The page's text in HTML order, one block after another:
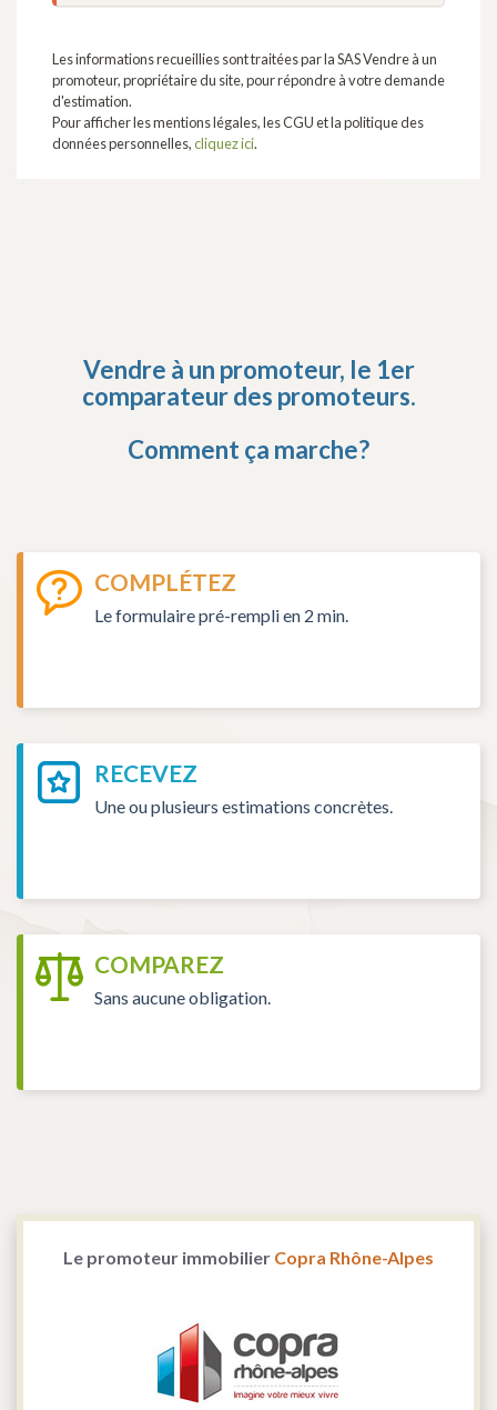
Les informations recueillies sont traitées par la SAS Vendre à un
promoteur, propriétaire du site, pour répondre à votre demande
d'estimation.
Pour afficher les mentions légales, les CGU et la politique des
données personnelles,cliquez ici.
Vendre à un promoteur, le 1er
comparateur des promoteurs.
Comment ça marche?
COMPLÉTEZ
Le formulaire pré-rempli en 2 min.
RECEVEZ
Une ou plusieurs estimations concrètes.
COMPAREZ
Sans aucune obligation.
Le promoteur immobilier Copra Rhône-Alpes